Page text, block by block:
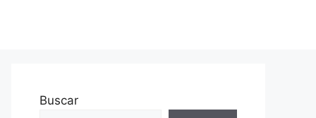
Buscar